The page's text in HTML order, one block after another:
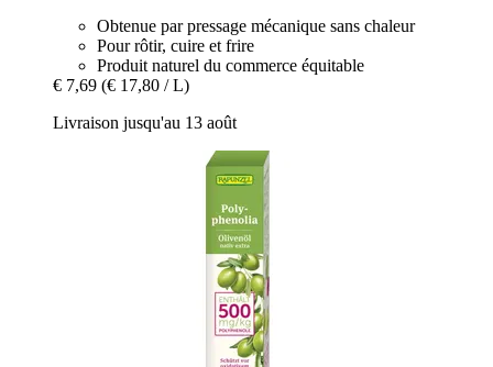
Obtenue par pressage mécanique sans chaleur
Pour rôtir, cuire et frire
Produit naturel du commerce équitable
€ 7,69 (€ 17,80 / L)
Livraison jusqu'au 13 août